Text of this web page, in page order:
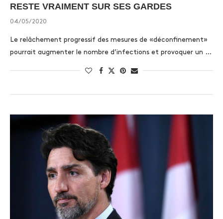
RESTE VRAIMENT SUR SES GARDES
04/05/2020
Le relâchement progressif des mesures de «déconfinement»
pourrait augmenter le nombre d’infections et provoquer un …